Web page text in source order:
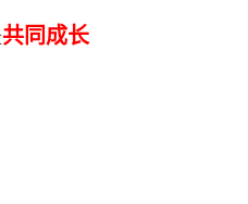
共同成长